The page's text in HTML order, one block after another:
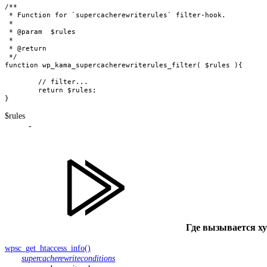
/**
* Function for `supercacherewriterules` filter-hook.
*
* @param  $rules
*
* @return
*/
function wp_kama_supercacherewriterules_filter( $rules ){
}
$rules
-
Где вызывается
wpsc_get_htaccess_info()
supercacherewriteconditions